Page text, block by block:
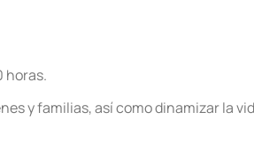
horas.
y familias, así como dinamizar la